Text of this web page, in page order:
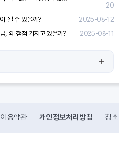
20
될 수 있을까?
2025-08-12
, 왜 점점 커지고 있을까?
2025-08-11
이용약관 개인정보처리방침 청